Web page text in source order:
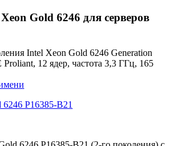
Gold 6246 для серверов
Intel Xeon Gold 6246 Generation
Proliant, 12 ядер, частота 3,3 ГГц, 165